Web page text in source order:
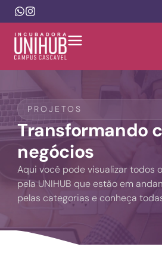
PROJETOS
Transformando
negócios
Aqui você pode visualizar todos
pela UNIHUB que estão em
pelas categorias e conheça